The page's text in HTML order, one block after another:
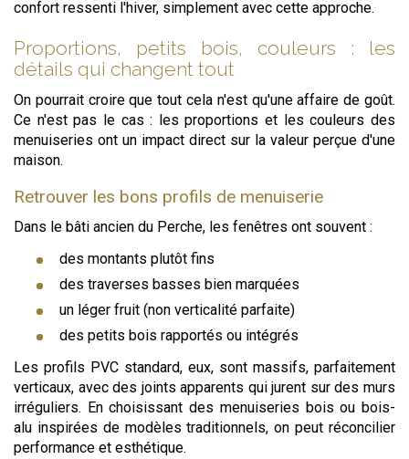
confort ressenti l'hiver, simplement avec cette approche.
Proportions, petits bois, couleurs : les
détails qui changent tout
On pourrait croire que tout cela n'est qu'une affaire de goût.
Ce n'est pas le cas : les proportions et les couleurs des
menuiseries ont un impact direct sur la valeur perçue d'une
maison.
Retrouver les bons profils de menuiserie
Dans le bâti ancien du Perche, les fenêtres ont souvent :
des montants plutôt fins
des traverses basses bien marquées
un léger fruit (non verticalité parfaite)
des petits bois rapportés ou intégrés
Les profils PVC standard, eux, sont massifs, parfaitement
verticaux, avec des joints apparents qui jurent sur des murs
irréguliers. En choisissant des menuiseries bois ou bois-
alu inspirées de modèles traditionnels, on peut réconcilier
performance et esthétique.